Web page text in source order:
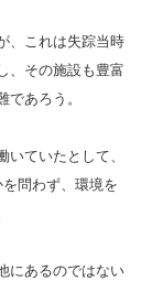
、これは失踪当時
、その施設も豊富
あろう。
ていたとして、
問わず、環境を
にあるのではない